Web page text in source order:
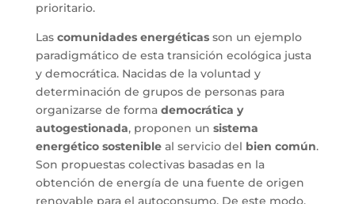
prioritario.
Las comunidades energéticasson un ejemplo
paradigmático de esta transición ecológica justa
y democrática. Nacidas de la voluntad y
determinación de grupos de personas para
organizarse de forma democrática y
autogestionada, proponen un sistema
energético sostenibleal servicio del bien común.
Son propuestas colectivas basadas en la
obtención de energía de una fuente de origen
renovable para el autoconsumo. De este modo,